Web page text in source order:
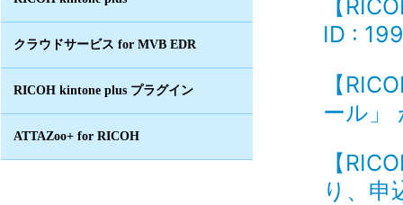
クラウドサービス for MVB EDR
RICOH kintone plus プラグイン
ATTAZoo+ for RICOH
【
ID :
【
ール
【
り、